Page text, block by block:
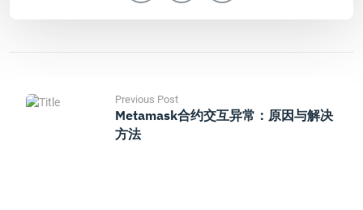
Previous Post
Metamask合约交互异常：原因与解决
方法